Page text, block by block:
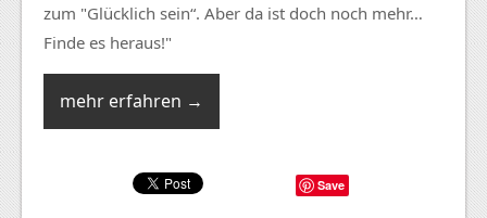
zum "Glücklich sein“. Aber da ist doch noch mehr…
Finde es heraus!"
mehr erfahren →
Save